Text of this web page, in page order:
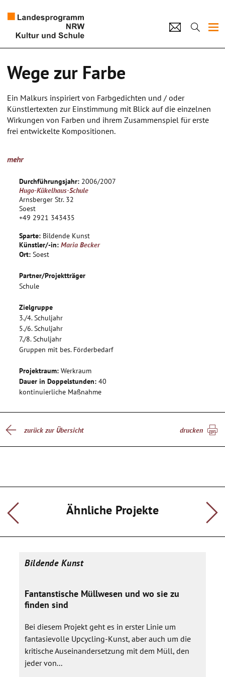
Künstlerpool
Schulen
Kultur und Schule
Wege zur Farbe
Ein Malkurs inspiriert von Farbgedichten und / oder
Künstlertexten zur Einstimmung mit Blick auf die einzelnen
Wirkungen von Farben und ihrem Zusammenspiel für erste
frei entwickelte Kompositionen.
- Farbenlehre
- Förderung der Kreativität
Kompetenzerweiterung:
- (Erweitertes) Kunstverständnis
- Verständnis für die Wirkung und das Zusammenspiel von
Farben
- Erhöhte soziale Kompetenz
mehr
Durchführungsjahr: 2006/2007
Hugo-Kükelhaus-Schule
Arnsberger Str. 32
Soest
+49 2921 343435
Sparte: Bildende Kunst
Künstler/-in: Maria Becker
Ort: Soest
Partner/Projektträger
Schule
Zielgruppe
3./4. Schuljahr
5./6. Schuljahr
7./8. Schuljahr
Gruppen mit bes. Förderbedarf
Projektraum: Werkraum
Dauer in Doppelstunden: 40
kontinuierliche Maßnahme
zurück zur Übersicht drucken
Ähnliche Projekte
Bildende Kunst
Fantanstische Müllwesen und wo sie zu
finden sind
Bei diesem Projekt geht es in erster Linie um
fantasievolle Upcycling-Kunst, aber auch um die
kritische Auseinandersetzung mit dem Müll, den
jeder von...